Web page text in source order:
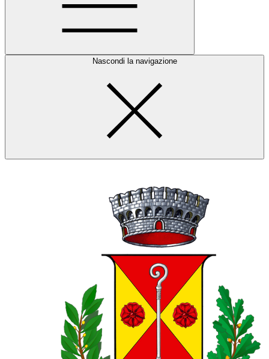
Nascondi la navigazione